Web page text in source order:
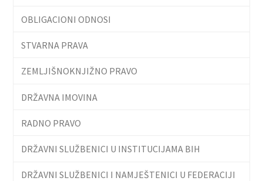
OBLIGACIONI ODNOSI
STVARNA PRAVA
ZEMLJIŠNOKNJIŽNO PRAVO
DRŽAVNA IMOVINA
RADNO PRAVO
DRŽAVNI SLUŽBENICI U INSTITUCIJAMA BIH
DRŽAVNI SLUŽBENICI I NAMJEŠTENICI U FEDERACIJI